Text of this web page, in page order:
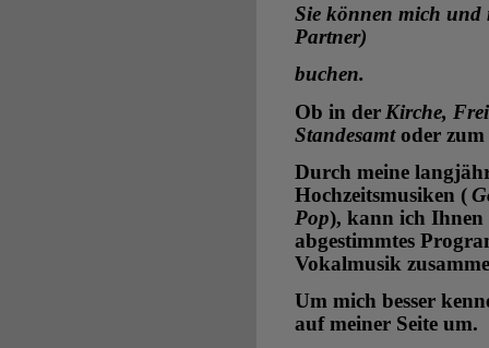
Sie können mich und
Partner)
buchen.
Ob in der Kirche,
Standesamtoder
Durch meine
Hochzeitsmusiken (
Pop), kann ich Ihnen
abgestimmtes
Vokalmusik
Um mich besser
auf meiner Seite um.